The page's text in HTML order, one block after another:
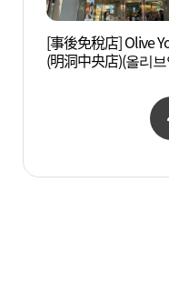
[事後免稅店] Olive
(明洞中央店)(올리